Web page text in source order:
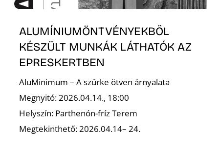
ALUMÍNIUMÖNTVÉNYEKBŐL
KÉSZÜLT MUNKÁK LÁTHATÓK AZ
EPRESKERTBEN
AluMinimum – A szürke ötven árnyalata
Megnyitó: 2026.04.14., 18:00
Helyszín: Parthenón-fríz Terem
Megtekinthető: 2026.04.14– 24.